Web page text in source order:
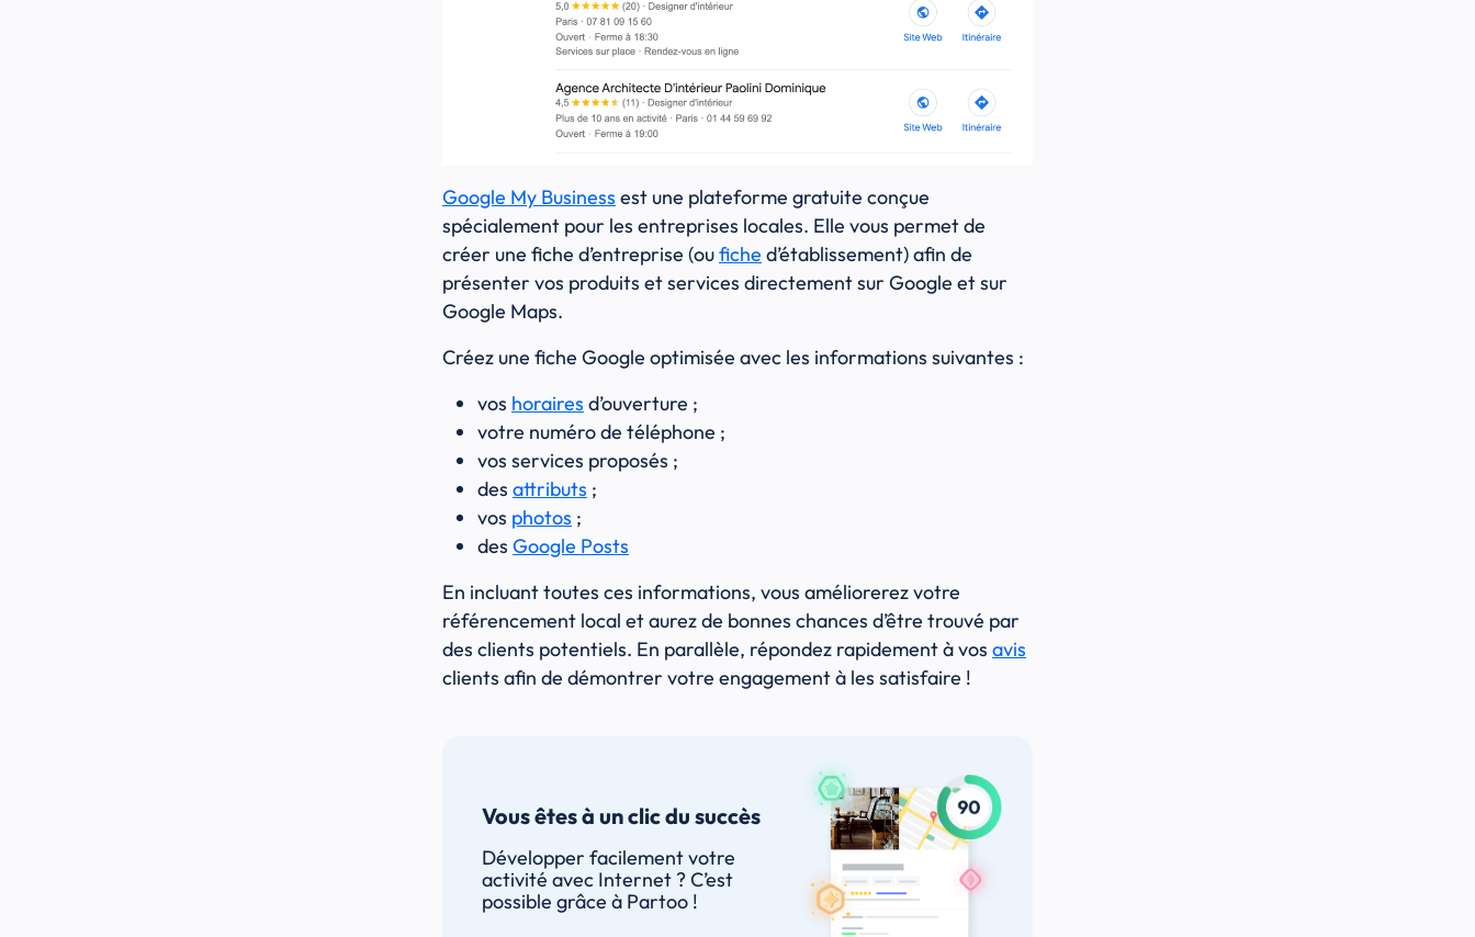
Google My Business est une plateforme gratuite conçue
spécialement pour les entreprises locales. Elle vous permet de
créer une fiche d’entreprise (oufiche d’établissement) afin de
présenter vos produits et services directement sur Google et sur
Google Maps.
Créez une fiche Google optimisée avec les informations suivantes :
vos horaires d’ouverture ;
votre numéro de téléphone ;
vos services proposés ;
des attributs ;
vos photos ;
des Google Posts
En incluant toutes ces informations, vous améliorerez votre
référencement local et aurez de bonnes chances d’être trouvé par
des clients potentiels. En parallèle, répondez rapidement à vos avis
clients afin de démontrer votre engagement à les satisfaire !
Vous êtes à un clic du succès
Développer facilement votre
activité avec Internet ? C’est
possible grâce à Partoo !